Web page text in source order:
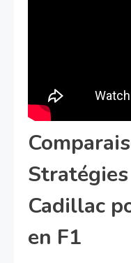
Cadillac
en F1